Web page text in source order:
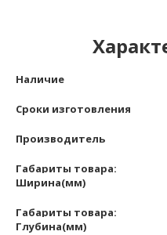
Наличие
Сроки изготовления
Производитель
Габариты товара:
Ширина(мм)
Габариты товара:
Глубина(мм)